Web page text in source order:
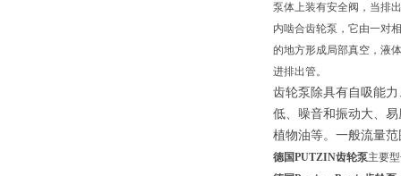
泵体上装有安全阀，当排
内啮合齿轮泵，它由一对
的地方形成局部真空，液
进排出管。
齿轮泵除具有自吸能
低、噪音和振动大、
植物油等。一般流量
德国PUTZIN齿轮泵主要